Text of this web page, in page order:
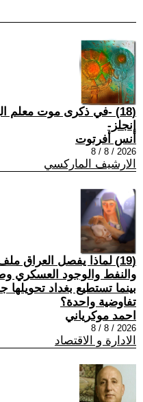
(18) -في ذكرى موت معلم
إنجلز-
أنس أفرتوت
2026 / 8 / 8
الارشيف الماركسي
(19) لماذا يفصل العراق
والنفط والوجود العسكري
بينما تستطيع بغداد تحويلها
تفاوضية واحدة؟
احمد موكرياني
2026 / 8 / 8
الادارة و الاقتصاد